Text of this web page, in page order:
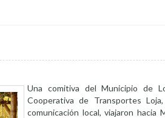
Una comitiva del Municipio de
Cooperativa de Transportes
comunicación local, viajaron hacia